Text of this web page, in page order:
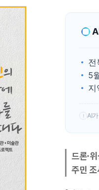
전
5
지
! AI
드론·
주민